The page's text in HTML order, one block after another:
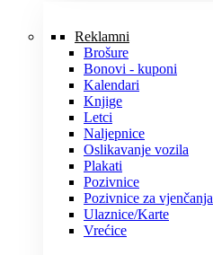
Reklamni
Brošure
Bonovi - kuponi
Kalendari
Knjige
Letci
Naljepnice
Oslikavanje vozila
Plakati
Pozivnice
Pozivnice za vjenčanja
Ulaznice/Karte
Vrećice